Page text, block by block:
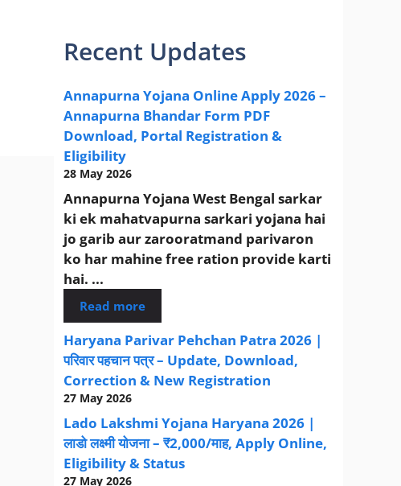
Recent Updates
Annapurna Yojana Online Apply 2026 –
Annapurna Bhandar Form PDF
Download, Portal Registration &
Eligibility
28 May 2026
Annapurna Yojana West Bengal sarkar
ki ek mahatvapurna sarkari yojana hai
jo garib aur zarooratmand parivaron
ko har mahine free ration provide karti
hai. ...
Read more
Haryana Parivar Pehchan Patra 2026 |
परिवार पहचान पत्र – Update, Download,
Correction & New Registration
27 May 2026
Lado Lakshmi Yojana Haryana 2026 |
लाडो लक्ष्मी योजना – ₹2,000/माह, Apply Online,
Eligibility & Status
27 May 2026